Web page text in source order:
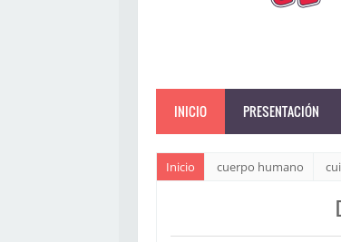
INICIO PRESENTACIÓN
Inicio cuerpo humano